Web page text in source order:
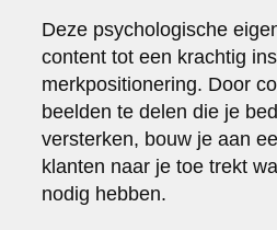
Deze psychologische
content tot een krachtig
merkpositionering. Door
beelden te delen die je
versterken, bouw je aan
klanten naar je toe trekt
nodig hebben.